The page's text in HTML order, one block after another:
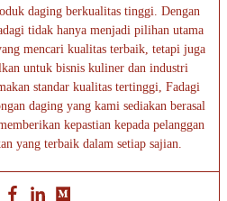
daging berkualitas tinggi. Dengan
tidak hanya menjadi pilihan utama
mencari kualitas terbaik, tetapi juga
untuk bisnis kuliner dan industri
standar kualitas tertinggi, Fadagi
daging yang kami sediakan berasal
kepastian kepada pelanggan
yang terbaik dalam setiap sajian.